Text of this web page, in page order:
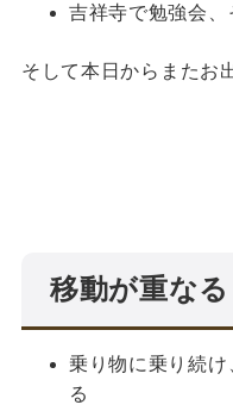
吉祥寺で勉強会
そして本日からまたお
移動が重な
乗り物に乗り続け
る